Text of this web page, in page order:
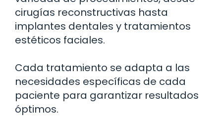
cirugías reconstructivas hasta
implantes dentales y tratamientos
estéticos faciales.
Cada tratamiento se adapta a las
necesidades específicas de cada
paciente para garantizar resultados
óptimos.